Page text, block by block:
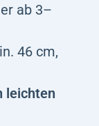
ab 3–
46 cm,
leichten